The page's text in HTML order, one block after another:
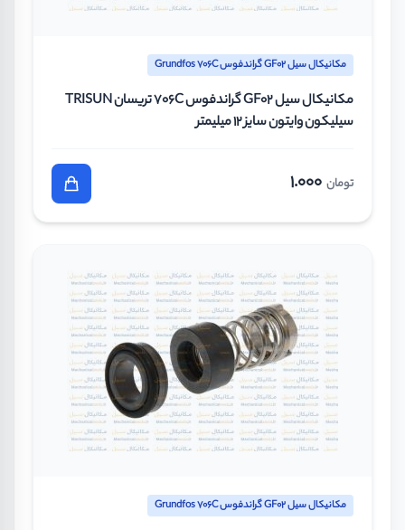
مکانیکال سیل GF02 گراندفوس Grundfos 706C
مکانیکال سیل GF02 گراندفوس 706C تریسان TRISUN
سیلیکون وایتون سایز 12 میلیمتر
تومان 1.000
مکانیکال سیل GF02 گراندفوس Grundfos 706C